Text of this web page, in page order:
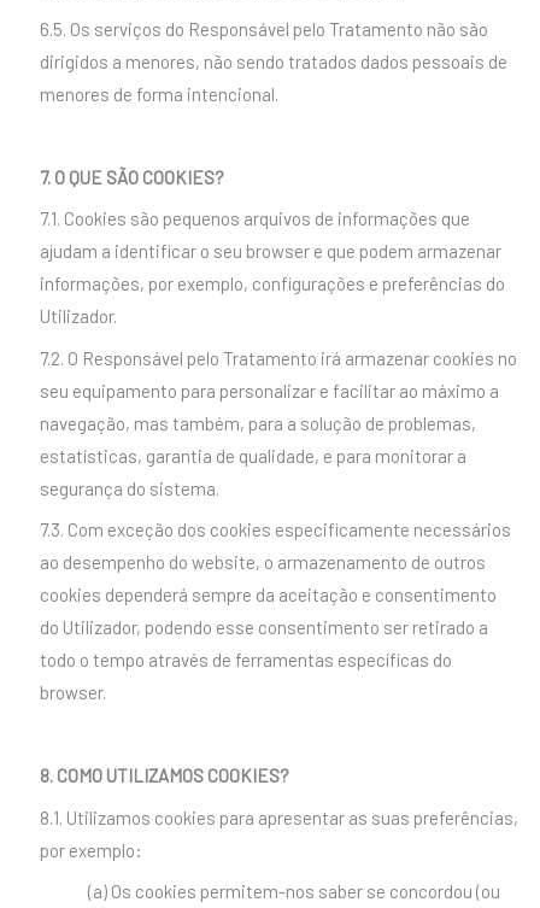
6.5. Os serviços do Responsável pelo Tratamento não são
dirigidos a menores, não sendo tratados dados pessoais de
menores de forma intencional.
7. O QUE SÃO COOKIES?
7.1. Cookies são pequenos arquivos de informações que
ajudam a identificar o seu browser e que podem armazenar
informações, por exemplo, configurações e preferências do
Utilizador.
7.2. O Responsável pelo Tratamento irá armazenar cookies no
seu equipamento para personalizar e facilitar ao máximo a
navegação, mas também, para a solução de problemas,
estatísticas, garantia de qualidade, e para monitorar a
segurança do sistema.
7.3. Com exceção dos cookies especificamente necessários
ao desempenho do website, o armazenamento de outros
cookies dependerá sempre da aceitação e consentimento
do Utilizador, podendo esse consentimento ser retirado a
todo o tempo através de ferramentas específicas do
browser.
8. COMO UTILIZAMOS COOKIES?
8.1. Utilizamos cookies para apresentar as suas preferências,
por exemplo:
(a) Os cookies permitem-nos saber se concordou (ou